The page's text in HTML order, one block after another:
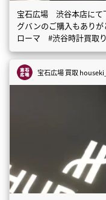
宝石広場 渋谷本店にて
グバンのご購入もあり
ローマ #渋谷時計買取
宝石広場 買取